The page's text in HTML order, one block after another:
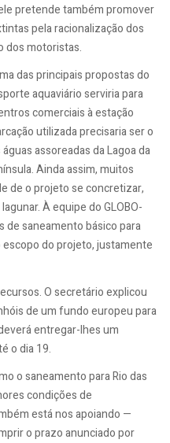
pretende também promover
pela racionalização dos
dos motoristas.
das principais propostas do
aquaviário serviria para
comerciais à estação
utilizada precisaria ser o
assoreadas da Lagoa da
Ainda assim, muitos
de o projeto se concretizar,
À equipe do GLOBO-
de saneamento básico para
escopo do projeto, justamente
O secretário explicou
de um fundo europeu para
entregar-lhes um
o dia 19.
o saneamento para Rio das
condições de
está nos apoiando —
o prazo anunciado por